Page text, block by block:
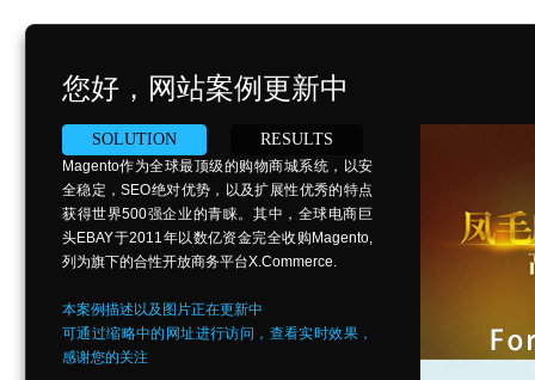
您好，网站案例更新中
SOLUTION RESULTS
Magento作为全球最顶级的购物商城系统，以安
全稳定，SEO绝对优势，以及扩展性优秀的特点
获得世界500强企业的青睐。其中，全球电商巨
头EBAY于2011年以数亿资金完全收购Magento,
列为旗下的合性开放商务平台X.Commerce.
本案例描述以及图片正在更新中
可通过缩略中的网址进行访问，查看实时效果，
感谢您的关注